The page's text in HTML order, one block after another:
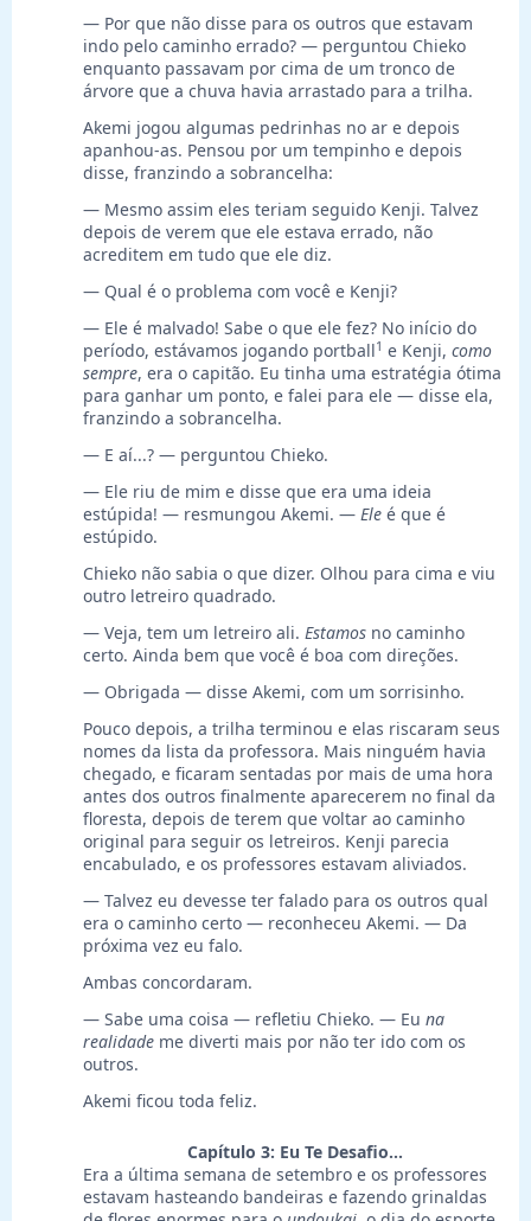
— Por que não disse para os outros que estavam
indo pelo caminho errado? — perguntou Chieko
enquanto passavam por cima de um tronco de
árvore que a chuva havia arrastado para a trilha.
Akemi jogou algumas pedrinhas no ar e depois
apanhou-as. Pensou por um tempinho e depois
disse, franzindo a sobrancelha:
— Mesmo assim eles teriam seguido Kenji. Talvez
depois de verem que ele estava errado, não
acreditem em tudo que ele diz.
— Qual é o problema com você e Kenji?
— Ele é malvado! Sabe o que ele fez? No início do
período, estávamos jogando portball1 e Kenji, como
sempre, era o capitão. Eu tinha uma estratégia ótima
para ganhar um ponto, e falei para ele — disse ela,
franzindo a sobrancelha.
— E aí...? — perguntou Chieko.
— Ele riu de mim e disse que era uma ideia
estúpida! — resmungou Akemi. — Ele é que é
estúpido.
Chieko não sabia o que dizer. Olhou para cima e viu
outro letreiro quadrado.
— Veja, tem um letreiro ali. Estamos no caminho
certo. Ainda bem que você é boa com direções.
— Obrigada — disse Akemi, com um sorrisinho.
Pouco depois, a trilha terminou e elas riscaram seus
nomes da lista da professora. Mais ninguém havia
chegado, e ficaram sentadas por mais de uma hora
antes dos outros finalmente aparecerem no final da
floresta, depois de terem que voltar ao caminho
original para seguir os letreiros. Kenji parecia
encabulado, e os professores estavam aliviados.
— Talvez eu devesse ter falado para os outros qual
era o caminho certo — reconheceu Akemi. — Da
próxima vez eu falo.
Ambas concordaram.
— Sabe uma coisa — refletiu Chieko. — Eu na
realidade me diverti mais por não ter ido com os
outros.
Akemi ficou toda feliz.
Capítulo 3: Eu Te Desafio…
Era a última semana de setembro e os professores
estavam hasteando bandeiras e fazendo grinaldas